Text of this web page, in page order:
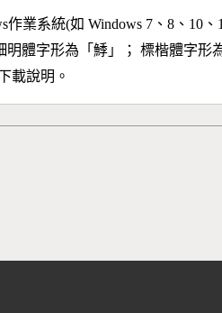
作業系統(如 Windows 7、8、10、
明體字形為「鯚 」； 標楷體字形
載說明。